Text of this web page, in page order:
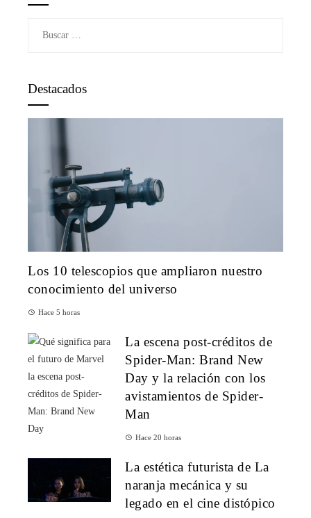
Destacados
Los 10 telescopios que ampliaron nuestro
conocimiento del universo
Hace 5 horas
La escena post-créditos de
Spider-Man: Brand New
Day y la relación con los
avistamientos de Spider-
Man
Hace 20 horas
La estética futurista de La
naranja mecánica y su
legado en el cine distópico